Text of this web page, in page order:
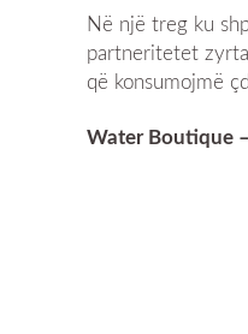
Në një treg ku
partneritetet
që konsumojmë
Water Boutique